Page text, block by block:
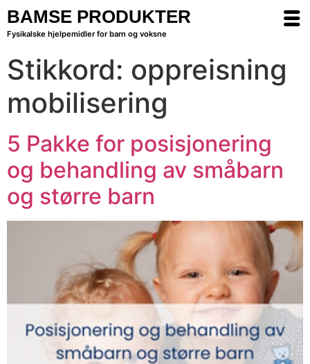
BAMSE PRODUKTER
Fysikalske hjelpemidler for barn og voksne
Stikkord: oppreisning
mobilisering
5 Pakke for posisjonering
og behandling av småbarn
og større barn